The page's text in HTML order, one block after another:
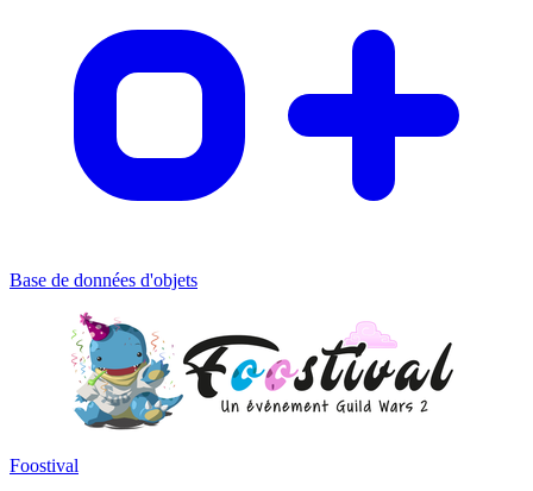
Base de données d'objets
Foostival